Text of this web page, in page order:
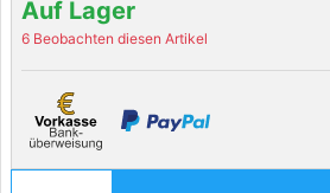
Auf Lager
6 Beobachten diesen Artikel